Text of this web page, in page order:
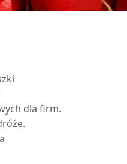
dla firm.